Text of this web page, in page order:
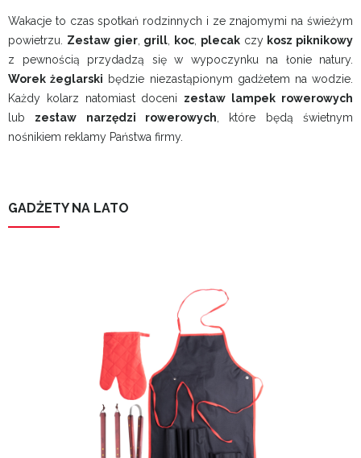
Wakacje to czas spotkań rodzinnych i ze znajomymi na świeżym
powietrzu. Zestaw gier, grill, koc, plecakczy kosz piknikowy
z pewnością przydadzą się w wypoczynku na łonie natury.
Worek żeglarski będzie niezastąpionym gadżetem na wodzie.
Każdy kolarz natomiast doceni zestaw lampek rowerowych
lub zestaw narzędzi rowerowych, które będą świetnym
nośnikiem reklamy Państwa firmy.
GADŻETY NA LATO